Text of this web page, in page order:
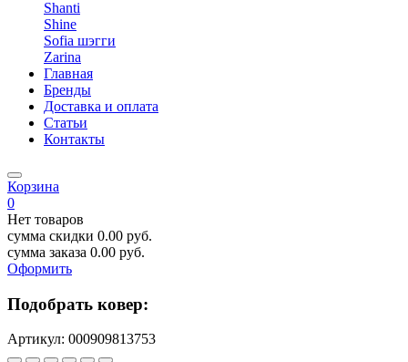
Shanti
Shine
Sofia шэгги
Zarina
Главная
Бренды
Доставка и оплата
Статьи
Контакты
Корзина
0
Нет товаров
сумма скидки 0.00 руб.
сумма заказа 0.00 руб.
Оформить
Подобрать ковер:
Артикул: 000909813753